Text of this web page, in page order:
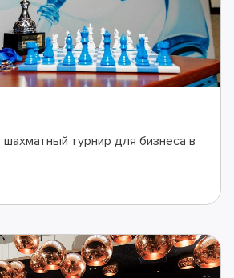
турнир для бизнеса в